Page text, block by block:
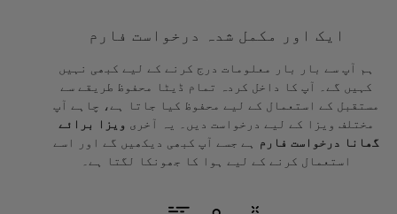
ایک اور مکمل شدہ درخواست فارم
ہم آپ سے بار بار معلومات درج کرنے کے لیے کبھی نہیں
کہیں گے۔ آپ کا داخل کردہ تمام ڈیٹا محفوظ طریقے سے
مستقبل کے استعمال کے لیے محفوظ کیا جاتا ہے، چاہے آپ
مختلف ویزا کے لیے درخواست دیں۔ یہ آخری ویزا برائے
گھانا درخواست فارم
ہے جسے آپ کبھی دیکھیں گے اور اسے
استعمال کرنے کے لیے ہوا کا جھونکا لگتا ہے۔